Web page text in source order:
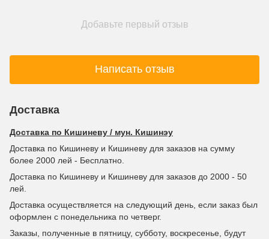
Добавьте первый отзыв
Написать отзыв
Доставка
Доставка по Кишиневу / мун. Кишинэу
Доставка по Кишиневу и Кишиневу для заказов на сумму
более 2000 лей - Бесплатно.
Доставка по Кишиневу и Кишиневу для заказов до 2000 - 50
лей.
Доставка осуществляется на следующий день, если заказ был
оформлен с понедельника по четверг.
Заказы, полученные в пятницу, субботу, воскресенье, будут